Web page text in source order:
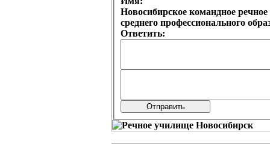
Новосибирское командное
среднего профессионального
Ответить: